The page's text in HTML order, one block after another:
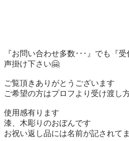
『お問い合わせ多数･･･』でも『
声掛け下さい🤗
ご覧頂きありがとうございます
ご希望の方はプロフより受け渡し
使用感有ります
漆、木彫りのおぼんです
お祝い返し品には名前が記されて